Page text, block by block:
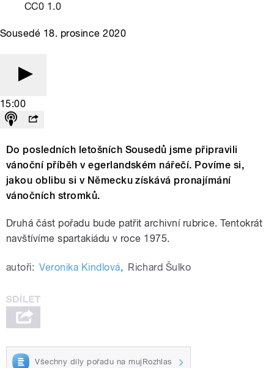
CC0 1.0
Sousedé 18. prosince 2020
15:00
Do posledních letošních Sousedů jsme připravili
vánoční příběh v egerlandském nářečí. Povíme si,
jakou oblibu si v Německu získává pronajímání
vánočních stromků.
Druhá část pořadu bude patřit archivní rubrice. Tentokrát
navštívíme spartakiádu v roce 1975.
autoři: Veronika Kindlová, Richard Šulko
Všechny díly pořadu na mujRozhlas